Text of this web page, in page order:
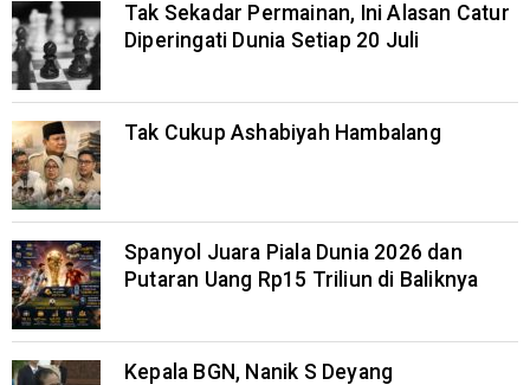
Tak Sekadar Permainan, Ini Alasan Catur
Diperingati Dunia Setiap 20 Juli
Tak Cukup Ashabiyah Hambalang
Spanyol Juara Piala Dunia 2026 dan
Putaran Uang Rp15 Triliun di Baliknya
Kepala BGN, Nanik S Deyang